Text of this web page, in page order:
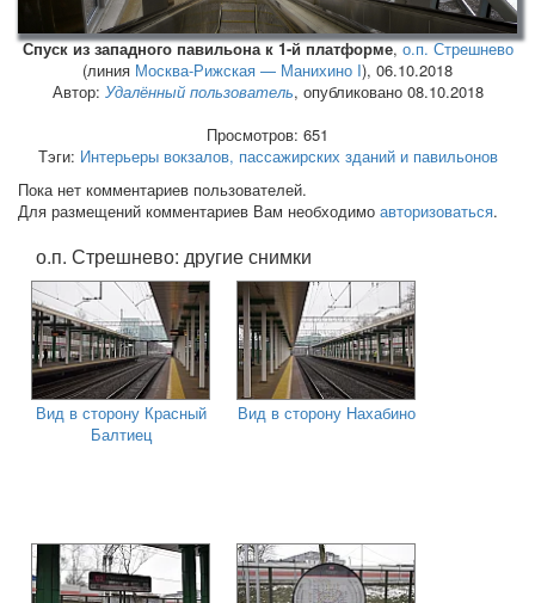
Спуск из западного павильона к 1-й платформе,о.п. Стрешнево
(линия Москва-Рижская — Манихино I), 06.10.2018
Автор: Удалённый пользователь, опубликовано 08.10.2018
Просмотров: 651
Тэги: Интерьеры вокзалов, пассажирских зданий и павильонов
Пока нет комментариев пользователей.
Для размещений комментариев Вам необходимо авторизоваться.
о.п. Стрешнево: другие снимки
Вид в сторону Красный
Балтиец
Вид в сторону Нахабино